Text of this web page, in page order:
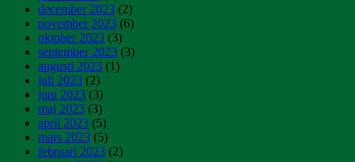
december 2023 (2)
november 2023 (6)
oktober 2023 (3)
september 2023 (3)
augusti 2023 (1)
juli 2023 (2)
juni 2023 (3)
maj 2023 (3)
april 2023 (5)
mars 2023 (5)
februari 2023 (2)